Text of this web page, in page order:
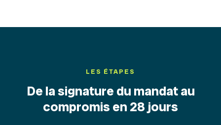
LES ÉTAPES
De la signature du mandat au
compromis en 28 jours